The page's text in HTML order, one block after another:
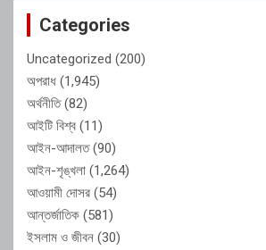
Categories
Uncategorized (200)
অপরাধ (1,945)
অর্থনীতি(82)
আইটি বিশ্ব (11)
আইন-আদালত(90)
আইন-শৃঙ্খলা (1,264)
আওয়ামী দোসর (54)
আন্তর্জাতিক (581)
ইসলাম ও জীবন (30)